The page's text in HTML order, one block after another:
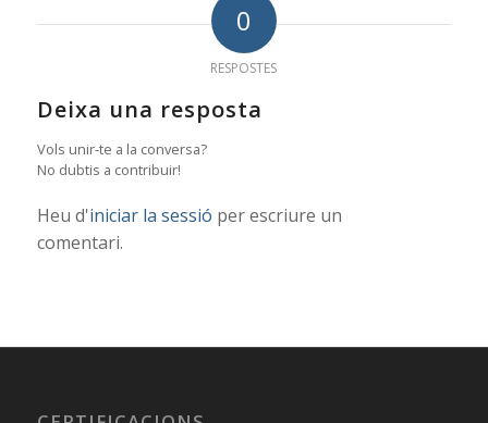
0
RESPOSTES
Deixa una resposta
Vols unir-te a la conversa?
No dubtis a contribuir!
Heu d'iniciar la sessió per escriure un
comentari.